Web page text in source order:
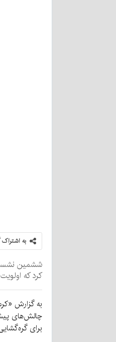
به اشتراک
کرد که
چالش‌های
برای